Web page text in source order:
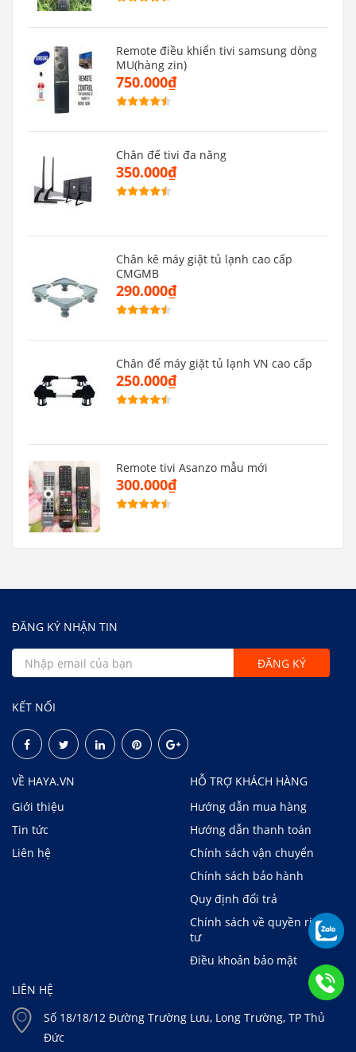
Remote điều khiển tivi samsung dòng
MU(hàng zin)
750.000₫
Chân đế tivi đa năng
350.000₫
Chân kê máy giặt tủ lạnh cao cấp
CMGMB
290.000₫
Chân đế máy giặt tủ lạnh VN cao cấp
250.000₫
Remote tivi Asanzo mẫu mới
300.000₫
ĐĂNG KÝ NHẬN TIN
KẾT NỐI
VỀ HAYA.VN
Giới thiệu
Tin tức
Liên hệ
HỖ TRỢ KHÁCH HÀNG
Hướng dẫn mua hàng
Hướng dẫn thanh toán
Chính sách vận chuyển
Chính sách bảo hành
Quy định đổi trả
Chính sách về quyền riêng
tư
Điều khoản bảo mật
LIÊN HỆ
Số 18/18/12 Đường Trường Lưu, Long Trường, TP Thủ
Đức